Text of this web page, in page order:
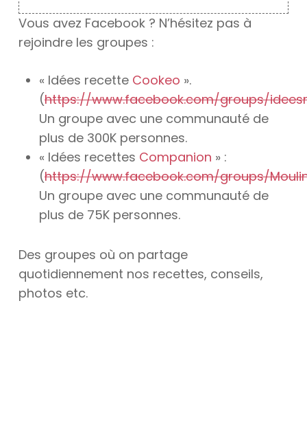
Vous avez Facebook ? N’hésitez pas à
rejoindre les groupes :
« Idées recette Cookeo ».
(https://www.facebook.com/groups/
Un groupe avec une communauté de
plus de 300K personnes.
« Idées recettes Companion » :
(https://www.facebook.com/groups/
Un groupe avec une communauté de
plus de 75K personnes.
Des groupes où on partage
quotidiennement nos recettes, conseils,
photos etc.